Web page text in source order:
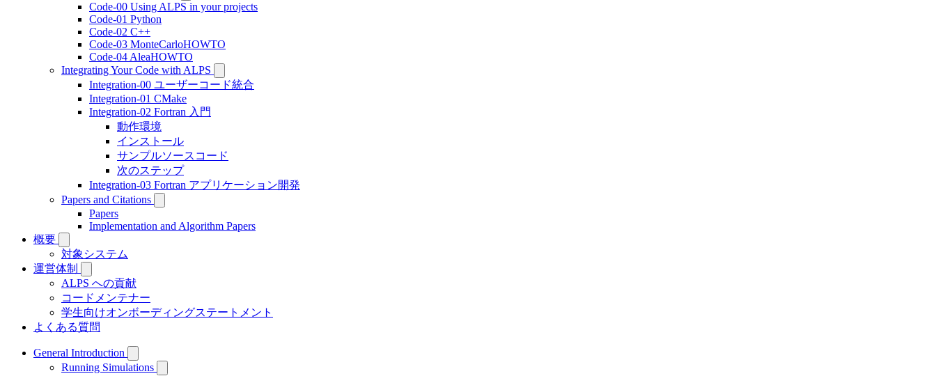
Code-00 Using ALPS in your projects
Code-01 Python
Code-02 C++
Code-03 MonteCarloHOWTO
Code-04 AleaHOWTO
Integrating Your Code with ALPS
Integration-00 ユーザーコード統合
Integration-01 CMake
Integration-02 Fortran 入門
動作環境
インストール
サンプルソースコード
次のステップ
Integration-03 Fortran アプリケーション開発
Papers and Citations
Papers
Implementation and Algorithm Papers
概要
対象システム
運営体制
ALPS への貢献
コードメンテナー
学生向けオンボーディングステートメント
よくある質問
General Introduction
Running Simulations